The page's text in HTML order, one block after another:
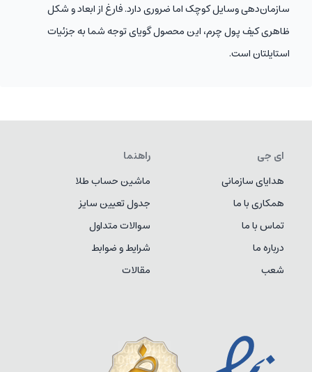
سازمان‌دهی وسایل کوچک اما ضروری دارد. فارغ از ابعاد و شکل
ظاهری کیف پول چرم، این محصول گویای توجه شما به جزئیات
استایلتان است.
ای جی
هدایای سازمانی
همکاری با ما
تماس با ما
درباره ما
شعب
راهنما
ماشین حساب طلا
جدول تعیین سایز
سوالات متداول
شرایط و ضوابط
مقالات